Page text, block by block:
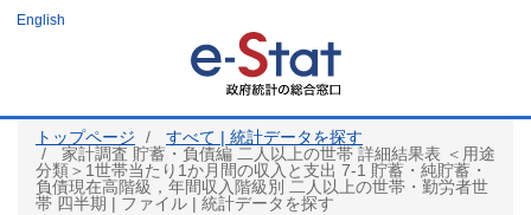
ツ
English
トップページ
すべて | 統計データを探す
家計調査 貯蓄・負債編 二人以上の世帯 詳細結果表 ＜用途
分類＞1世帯当たり1か月間の収入と支出 7-1 貯蓄・純貯蓄・
負債現在高階級，年間収入階級別 二人以上の世帯・勤労者世
帯 四半期 | ファイル | 統計データを探す